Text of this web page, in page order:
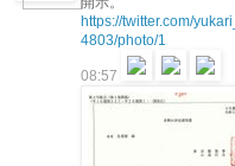
https://twitter.com/
4803/photo/1
08:57